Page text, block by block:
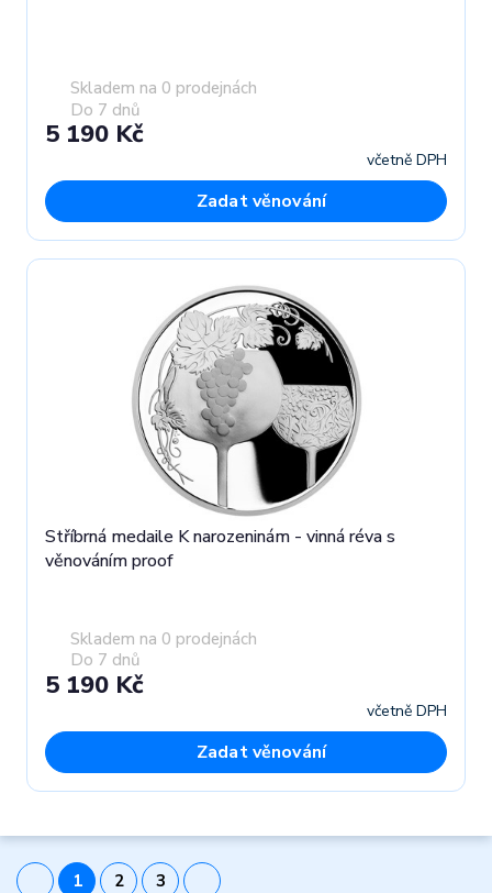
Skladem na 0 prodejnách
Do 7 dnů
5 190 Kč
včetně DPH
Zadat věnování
Stříbrná medaile K narozeninám - vinná réva s
věnováním proof
Skladem na 0 prodejnách
Do 7 dnů
5 190 Kč
včetně DPH
Zadat věnování
1 2 3